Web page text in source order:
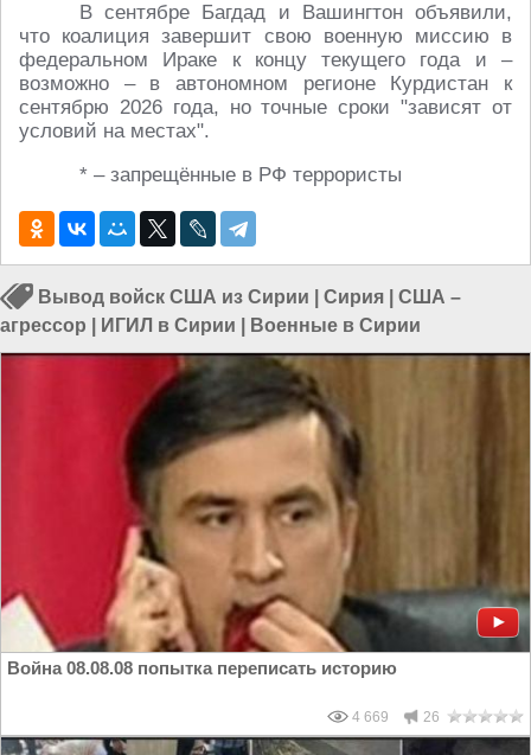
В сентябре Багдад и Вашингтон объявили,
что коалиция завершит свою военную миссию в
федеральном Ираке к концу текущего года и –
возможно – в автономном регионе Курдистан к
сентябрю 2026 года, но точные сроки "зависят от
условий на местах".
* – запрещённые в РФ террористы
Вывод войск США из Сирии Сирия
США –
агрессор
ИГИЛ в Сирии Военные в Сирии
Война 08.08.08 попытка переписать историю
4 669 26